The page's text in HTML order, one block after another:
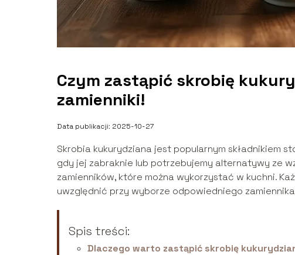
Czym zastąpić skrobię
zamienniki!
Data publikacji: 2025-10-27
Skrobia kukurydziana jest popularnym składnikiem
gdy jej zabraknie lub potrzebujemy alternatywy ze
zamienników, które można wykorzystać w kuchni.
uwzględnić przy wyborze odpowiedniego
Spis treści:
Dlaczego warto zastąpić skrobię